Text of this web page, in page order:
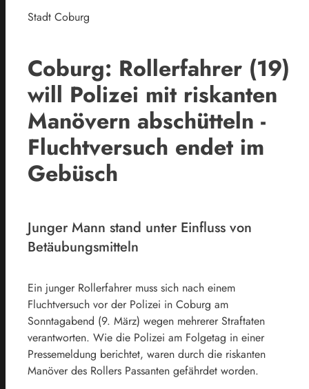
Stadt Coburg
Coburg: Rollerfahrer (19)
will Polizei mit riskanten
Manövern abschütteln -
Fluchtversuch endet im
Gebüsch
Junger Mann stand unter Einfluss von
Betäubungsmitteln
Ein junger Rollerfahrer muss sich nach einem
Fluchtversuch vor der Polizei in Coburg am
Sonntagabend (9. März) wegen mehrerer Straftaten
verantworten. Wie die Polizei am Folgetag in einer
Pressemeldung berichtet, waren durch die riskanten
Manöver des Rollers Passanten gefährdet worden.